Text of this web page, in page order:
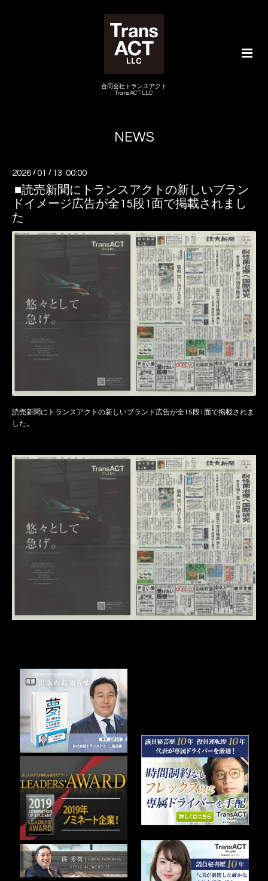
合同会社トランスアクト
TransACT LLC
NEWS
2026 /01 / 13 00:00
■読売新聞にトランスアクトの新しいブラン
ドイメージ広告が全15段1面で掲載されまし
た
読売新聞にトランスアクトの新しいブランド広告が全15段1面で掲載されま
した。